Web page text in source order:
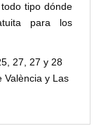
tipo dónde
para los
27, 27 y 28
València y Las